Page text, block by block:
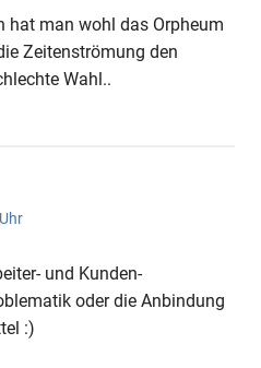
hat man wohl das Orpheum
Zeitenströmung den
Wahl..
und Kunden-
oder die Anbindung
:)